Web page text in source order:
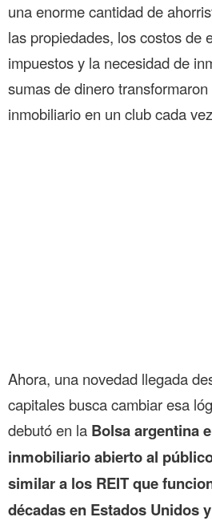
una enorme cantidad de
las propiedades, los costos de
impuestos y la necesidad de
sumas de dinero
inmobiliario en un club cada
Ahora, una novedad llegada
capitales busca cambiar esa
debutó en la Bolsa argentina
inmobiliario abierto al
similar a los REIT que
décadas en Estados Unidos